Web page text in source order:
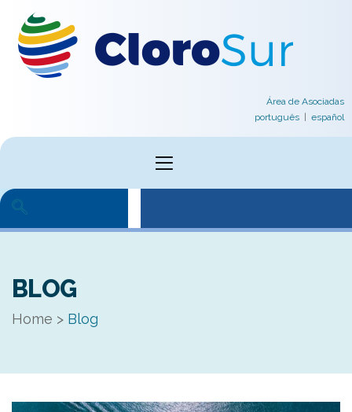
Área de Asociadas
português
español
BLOG
Home > Blog